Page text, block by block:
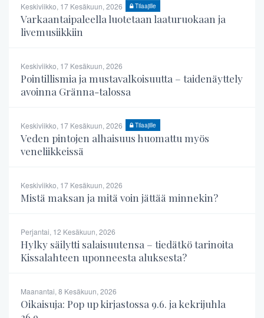
Keskiviikko, 17 Kesäkuun, 2026 Tilaajille
Varkaantaipaleella luotetaan laaturuokaan ja
livemusiikkiin
Keskiviikko, 17 Kesäkuun, 2026
Pointillismia ja mustavalkoisuutta – taidenäyttely
avoinna Gränna-talossa
Keskiviikko, 17 Kesäkuun, 2026 Tilaajille
Veden pintojen alhaisuus huomattu myös
veneliikkeissä
Keskiviikko, 17 Kesäkuun, 2026
Mistä maksan ja mitä voin jättää minnekin?
Perjantai, 12 Kesäkuun, 2026
Hylky säilytti salaisuutensa – tiedätkö tarinoita
Kissalahteen uponneesta aluksesta?
Maanantai, 8 Kesäkuun, 2026
Oikaisuja: Pop up kirjastossa 9.6. ja kekrijuhla